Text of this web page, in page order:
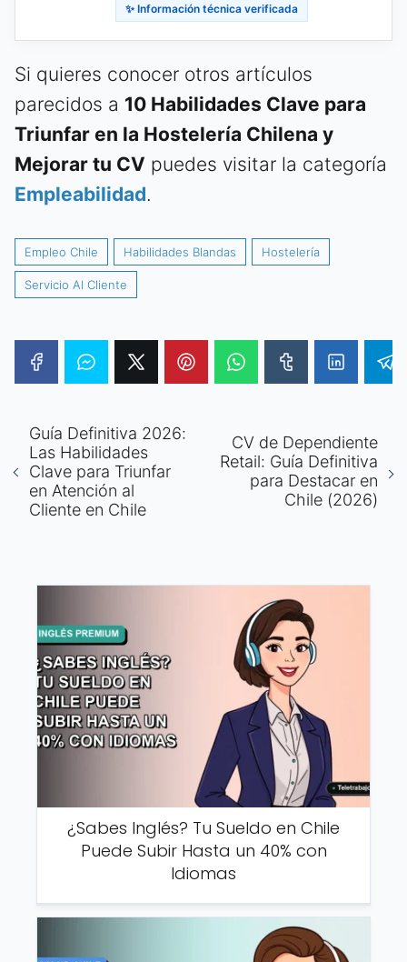
✨ Información técnica verificada
Si quieres conocer otros artículos
parecidos a 10 Habilidades Clave para
Triunfar en la Hostelería Chilena y
Mejorar tu CV puedes visitar la categoría
Empleabilidad.
Empleo Chile Habilidades Blandas Hostelería
Servicio Al Cliente
Guía Definitiva 2026:
Las Habilidades
Clave para Triunfar
en Atención al
Cliente en Chile
CV de Dependiente
Retail: Guía Definitiva
para Destacar en
Chile (2026)
¿Sabes Inglés? Tu Sueldo en Chile
Puede Subir Hasta un 40% con
Idiomas